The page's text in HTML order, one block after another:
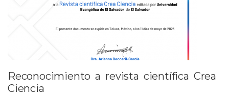
Reconocimiento a revista científica Crea
Ciencia